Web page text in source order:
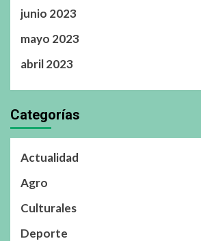
junio 2023
mayo 2023
abril 2023
Categorías
Actualidad
Agro
Culturales
Deporte